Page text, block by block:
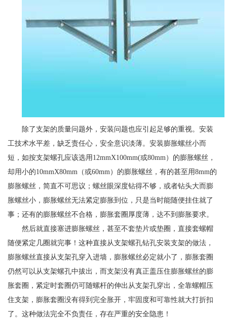
除了支架的质量问题外，安装问题也应引起足够的重视。安装
工技术水平差，缺乏责任心，安全意识淡薄。安装膨胀螺丝小而
短，如按支架螺孔应该选用12mmX100mm(或80mm）的膨胀螺丝，
却用小的10mmX80mm（或60mm）的膨胀螺丝，有的甚至用8mm的
膨胀螺丝，简直不可思议；螺丝眼深度钻得不够，或者钻头大而膨
胀螺丝小，膨胀螺丝无法紧定膨胀到位，只是当时能随便挂住就了
事；还有的膨胀螺丝不合格，膨胀套圈厚度薄，达不到膨胀要求。
然后就直接塞进膨胀螺丝，甚至不套垫片或垫圈，直接套螺帽
随便紧定几圈就完事！这种直接从支架螺孔钻孔安装支架的做法，
膨胀螺丝直接从支架孔穿入进墙，膨胀螺丝必定就小了，膨胀套圈
仍然可以从支架螺孔中拔出，而支架没有真正盖压住膨胀螺丝的膨
胀套圈，紧定时套圈仍可随螺杆的伸出从支架孔穿出，全靠螺帽压
住支架，膨胀套圈没有得到完全胀开，牢固度和可靠性就大打折扣
了。这种做法完全不负责任，存在严重的安全隐患！